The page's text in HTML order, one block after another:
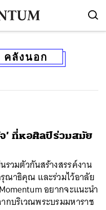
ลังนอก
’ ที่หอศิลป์ร่วมสมัย
วมตัวกันสร้างสรรค์งาน
าธิคุณ เเละร่วมไว้อาลัย
อยากจะแนะนำ
กบริเวณพระบรมมหาราช